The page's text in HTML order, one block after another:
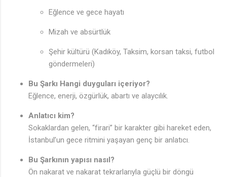
Eğlence ve gece hayatı
Mizah ve absürtlük
Şehir kültürü (Kadıköy, Taksim, korsan taksi, futbol
göndermeleri)
Bu Şarkı Hangi duyguları içeriyor?
Eğlence, enerji, özgürlük, abartı ve alaycılık.
Anlatıcı kim?
Sokaklardan gelen, “firari” bir karakter gibi hareket eden,
İstanbul’un gece ritmini yaşayan genç bir anlatıcı.
Bu Şarkının yapısı nasıl?
Ön nakarat ve nakarat tekrarlarıyla güçlü bir döngü